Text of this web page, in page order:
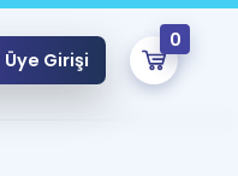
Üye Girişi
0